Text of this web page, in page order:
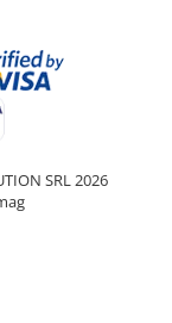
SRL 2026